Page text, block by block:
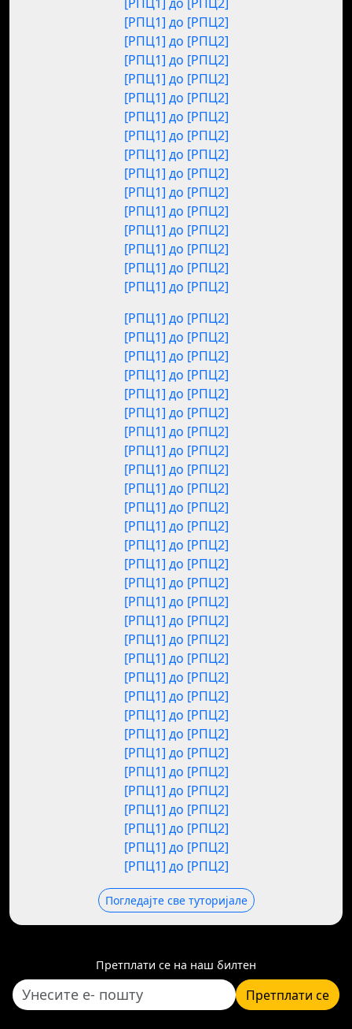
[РПЦ1] до [РПЦ2]
[РПЦ1] до [РПЦ2]
[РПЦ1] до [РПЦ2]
[РПЦ1] до [РПЦ2]
[РПЦ1] до [РПЦ2]
[РПЦ1] до [РПЦ2]
[РПЦ1] до [РПЦ2]
[РПЦ1] до [РПЦ2]
[РПЦ1] до [РПЦ2]
[РПЦ1] до [РПЦ2]
[РПЦ1] до [РПЦ2]
[РПЦ1] до [РПЦ2]
[РПЦ1] до [РПЦ2]
[РПЦ1] до [РПЦ2]
[РПЦ1] до [РПЦ2]
[РПЦ1] до [РПЦ2]
[РПЦ1] до [РПЦ2]
[РПЦ1] до [РПЦ2]
[РПЦ1] до [РПЦ2]
[РПЦ1] до [РПЦ2]
[РПЦ1] до [РПЦ2]
[РПЦ1] до [РПЦ2]
[РПЦ1] до [РПЦ2]
[РПЦ1] до [РПЦ2]
[РПЦ1] до [РПЦ2]
[РПЦ1] до [РПЦ2]
[РПЦ1] до [РПЦ2]
[РПЦ1] до [РПЦ2]
[РПЦ1] до [РПЦ2]
[РПЦ1] до [РПЦ2]
[РПЦ1] до [РПЦ2]
[РПЦ1] до [РПЦ2]
[РПЦ1] до [РПЦ2]
[РПЦ1] до [РПЦ2]
[РПЦ1] до [РПЦ2]
[РПЦ1] до [РПЦ2]
[РПЦ1] до [РПЦ2]
[РПЦ1] до [РПЦ2]
[РПЦ1] до [РПЦ2]
[РПЦ1] до [РПЦ2]
[РПЦ1] до [РПЦ2]
[РПЦ1] до [РПЦ2]
[РПЦ1] до [РПЦ2]
[РПЦ1] до [РПЦ2]
[РПЦ1] до [РПЦ2]
Погледајте све туторијале
Претплати се на наш билтен
Претплати се